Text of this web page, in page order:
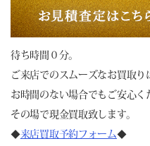
待ち時間０分。
ご来店でのスムーズなお買取り
お時間のない場合でもご安心く
その場で現金買取致します。
◆来店買取予約フォーム◆